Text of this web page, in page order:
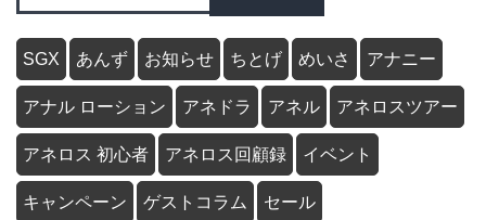
SGX あんず お知らせ ちとげ めいさ アナニー
アナル ローション アネドラ アネル アネロスツアー
アネロス 初心者 アネロス回顧録 イベント
キャンペーン ゲストコラム セール